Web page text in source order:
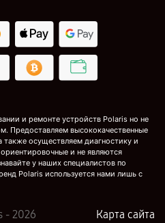
и ремонте устройств Polaris но не
Предоставляем высококачественные
также осуществляем диагностику и
и не являются
у наших специалистов по
Polaris используется нами лишь с
- 2026 Карта сайта